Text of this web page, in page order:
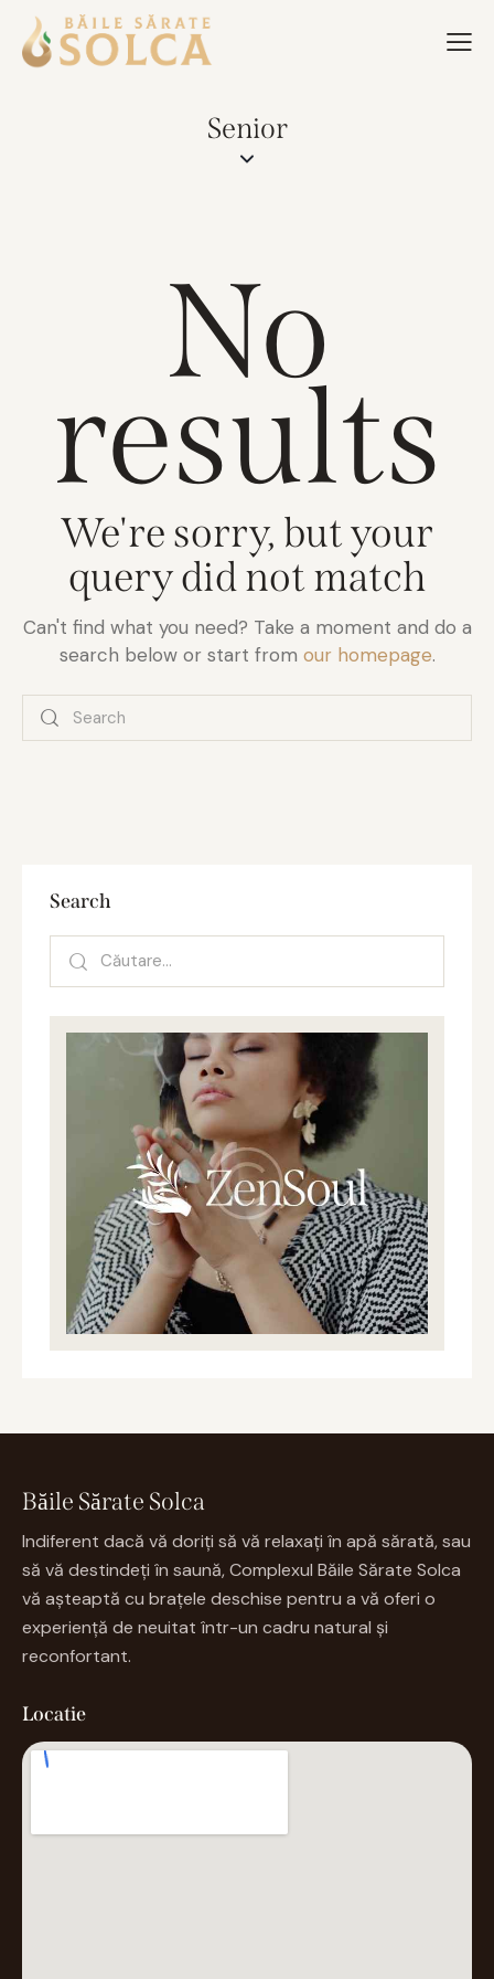
Senior
No
results
We're sorry, but your
query did not match
Can't find what you need? Take a moment and do a
search below or start from our homepage.
Search
Băile Sărate Solca
Indiferent dacă vă doriți să vă relaxați în apă sărată, sau
să vă destindeți în saună, Complexul Băile Sărate Solca
vă așteaptă cu brațele deschise pentru a vă oferi o
experiență de neuitat într-un cadru natural și
reconfortant.
Locatie